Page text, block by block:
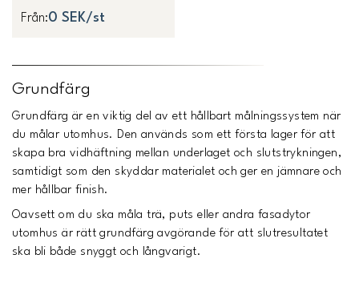
Från:0 SEK/st
Grundfärg
Grundfärg är en viktig del av ett hållbart målningssystem när
du målar utomhus. Den används som ett första lager för att
skapa bra vidhäftning mellan underlaget och slutstrykningen,
samtidigt som den skyddar materialet och ger en jämnare och
mer hållbar finish.
Oavsett om du ska måla trä, puts eller andra fasadytor
utomhus är rätt grundfärg avgörande för att slutresultatet
ska bli både snyggt och långvarigt.